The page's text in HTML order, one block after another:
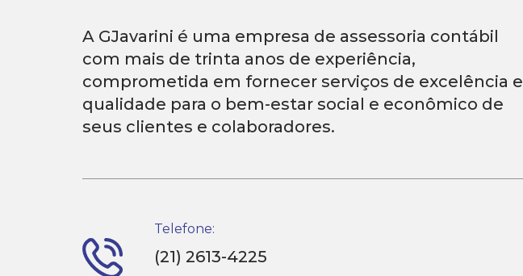
A GJavarini é uma empresa de assessoria contábil
com mais de trinta anos de experiência,
comprometida em fornecer serviços de excelência e
qualidade para o bem-estar social e econômico de
seus clientes e colaboradores.
Telefone:
(21) 2613-4225